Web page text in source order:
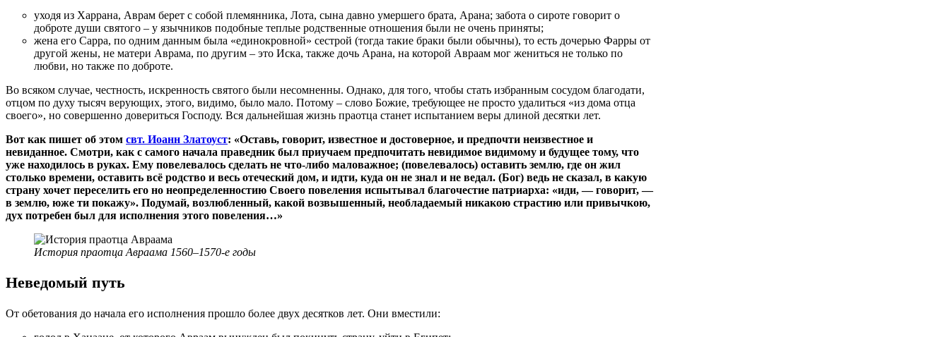
уходя из Харрана, Аврам берет с собой племянника, Лота, сына давно умершего брата, Арана; забота о сироте говорит о
доброте души святого – у язычников подобные теплые родственные отношения были не очень приняты;
жена его Сарра, по одним данным была «единокровной» сестрой (тогда такие браки были обычны), то есть дочерью Фарры от
другой жены, не матери Аврама, по другим – это Иска, также дочь Арана, на которой Авраам мог жениться не только по
любви, но также по доброте.
Во всяком случае, честность, искренность святого были несомненны. Однако, для того, чтобы стать избранным сосудом благодати,
отцом по духу тысяч верующих, этого, видимо, было мало. Потому – слово Божие, требующее не просто удалиться «из дома отца
своего», но совершенно довериться Господу. Вся дальнейшая жизнь праотца станет испытанием веры длиной десятки лет.
Вот как пишет об этом свт. Иоанн Златоуст: «Оставь, говорит, известное и достоверное, и предпочти неизвестное и
невиданное. Смотри, как с самого начала праведник был приучаем предпочитать невидимое видимому и будущее тому, что
уже находилось в руках. Ему повелевалось сделать не что-либо маловажное; (повелевалось) оставить землю, где он жил
столько времени, оставить всё родство и весь отеческий дом, и идти, куда он не знал и не ведал. (Бог) ведь не сказал, в какую
страну хочет переселить его но неопределенностию Своего повеления испытывал благочестие патриарха: «иди, — говорит, —
в землю, юже ти покажу». Подумай, возлюбленный, какой возвышенный, необладаемый никакою страстию или привычкою,
дух потребен был для исполнения этого повеления…»
История праотца Авраама 1560–1570-е годы
Неведомый путь
От обетования до начала его исполнения прошло более двух десятков лет. Они вместили: